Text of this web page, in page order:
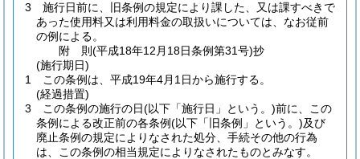
3
施行日前に、旧条例の規定により課した、又は課すべきで
あった使用料又は利用料金の取扱いについては、なお従前
の例による。
附 則(平成18年12月18日条例第31号)抄
(施行期日)
1
この条例は、平成19年4月1日から施行する。
(経過措置)
3
この条例の施行の日(以下「施行日」という。)前に、この
条例による改正前の各条例(以下「旧条例」という。)及び
廃止条例の規定によりなされた処分、手続その他の行為
は、この条例の相当規定によりなされたものとみなす。